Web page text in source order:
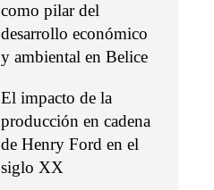
como pilar del
desarrollo económico
y ambiental en Belice
El impacto de la
producción en cadena
de Henry Ford en el
siglo XX